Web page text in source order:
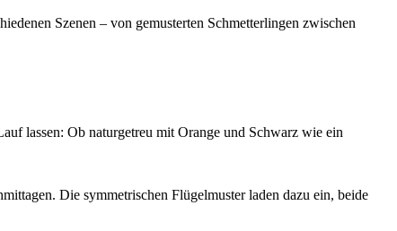
Szenen – von gemusterten Schmetterlingen zwischen
lassen: Ob naturgetreu mit Orange und Schwarz wie ein
Die symmetrischen Flügelmuster laden dazu ein, beide